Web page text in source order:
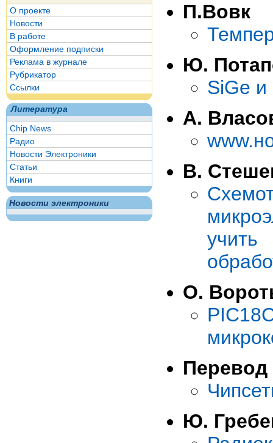
О проекте
Новости
В работе
Оформление подписки
Реклама в журнале
Рубрикатор
Ссылки
Литература
Chip News
Радио
Новости Электроники
Статьи
Книги
Новости электроники
П.Вовк
Ю.
SiGe и
А.
В.
О.
Ю.